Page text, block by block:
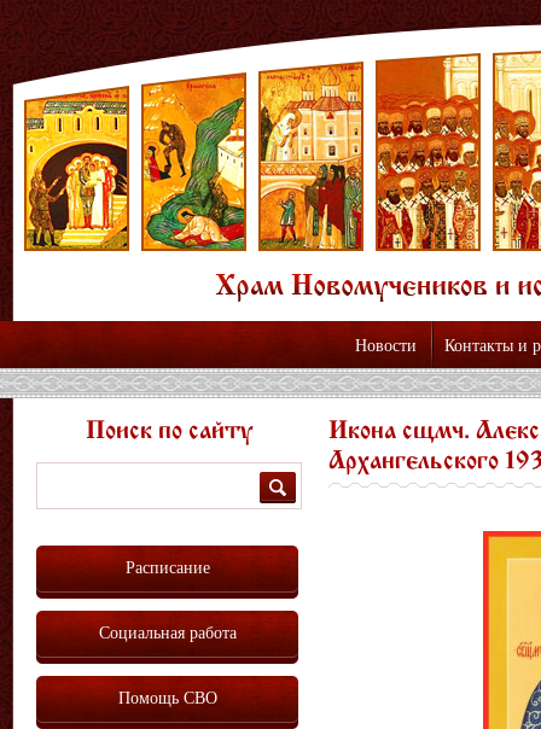
Новости Контакты и
Икона сщмч.
Архангельского
Поиск по сайту
Расписание
Социальная работа
Помощь СВО